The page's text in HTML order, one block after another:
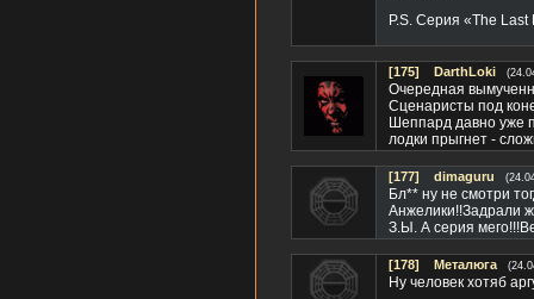
P.S. Серия «The Last
[175] DarthLoki
Очередная
Сценаристы под
Шеппард давно уже
лодки прыгнет -
[177] dimaguru
Бл** ну не смотри
Анжелики!!Задрали
З.Ы. А серия
[178] Металюга
Ну человек хотяб